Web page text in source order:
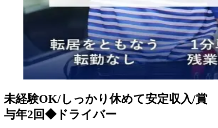
未経験OK/しっかり休めて安定収入/賞
与年2回◆ドライバー